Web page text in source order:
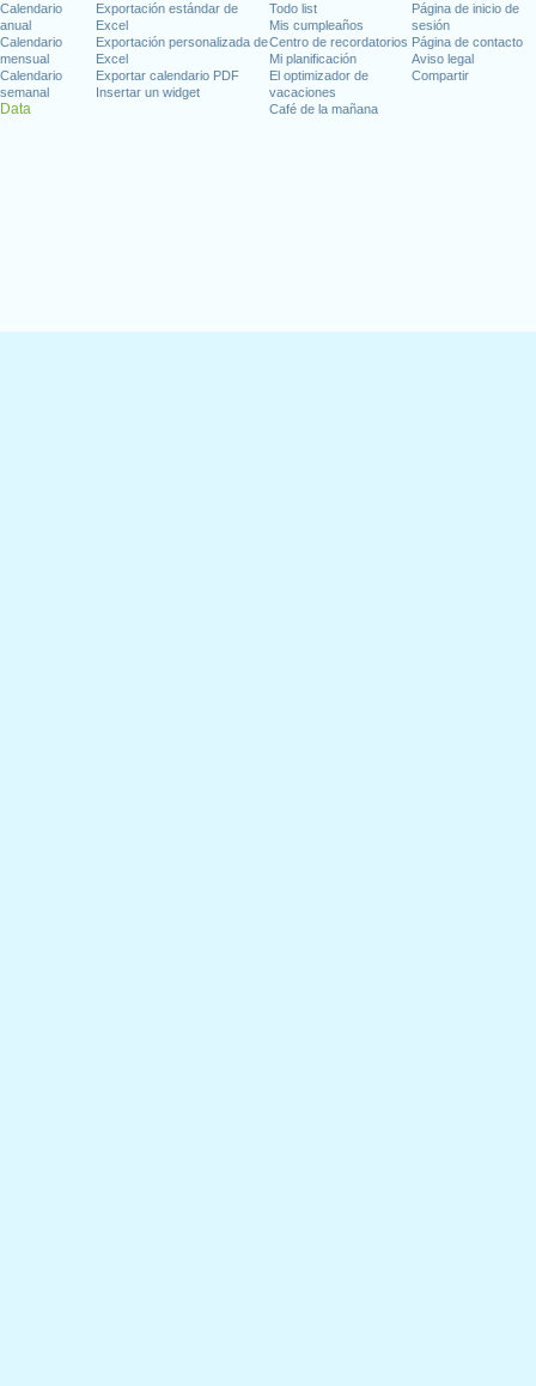
Calendario
anual
Calendario
mensual
Calendario
semanal
Data
Exportación estándar de
Excel
Exportación personalizada de
Excel
Exportar calendario PDF
Insertar un widget
Todo list
Mis cumpleaños
Centro de recordatorios
Mi planificación
El optimizador de
vacaciones
Café de la mañana
Página de inicio de
sesión
Página de contacto
Aviso legal
Compartir